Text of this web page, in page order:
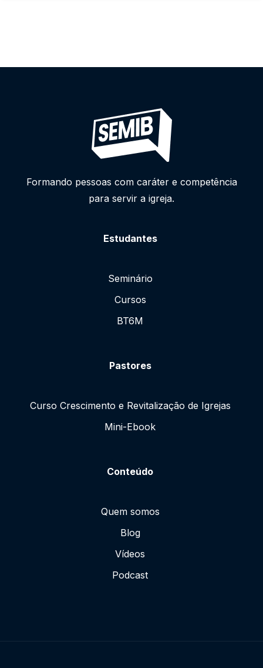
Formando pessoas com caráter e competência
para servir a igreja.
Estudantes
Seminário
Cursos
BT6M
Pastores
Curso Crescimento e Revitalização de Igrejas
Mini-Ebook
Conteúdo
Quem somos
Blog
Vídeos
Podcast